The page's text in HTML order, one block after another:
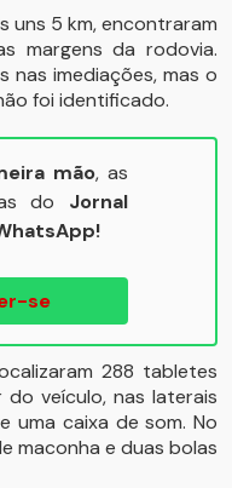
uns 5 km, encontraram
margens da rodovia.
nas imediações, mas o
foi identificado.
mão, as
do Jornal
se
288 tabletes
veículo, nas laterais
uma caixa de som. No
maconha e duas bolas